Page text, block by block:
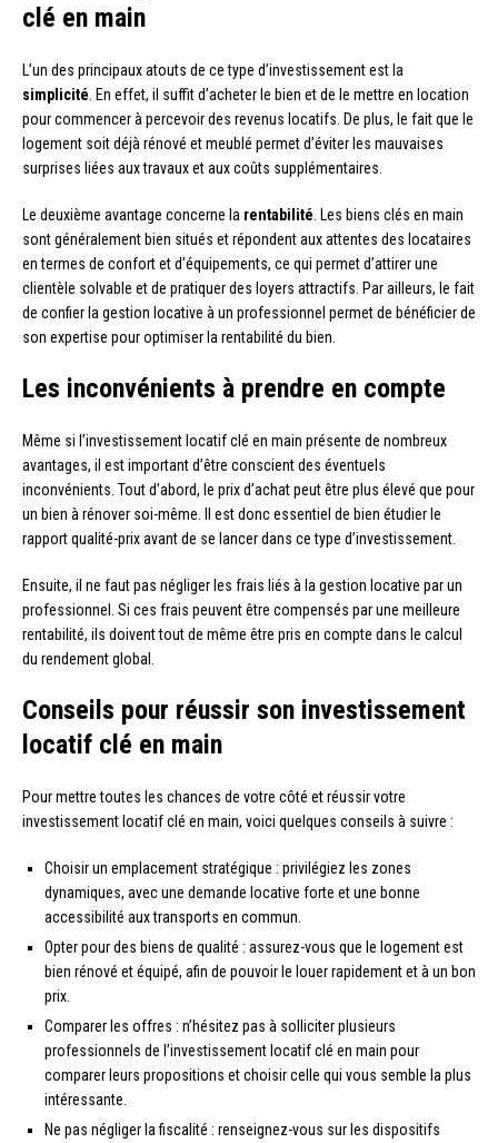
clé en main
L’un des principaux atouts de ce type d’investissement est la
simplicité . En effet, il suffit d’acheter le bien et de le mettre en location
pour commencer à percevoir des revenus locatifs. De plus, le fait que le
logement soit déjà rénové et meublé permet d’éviter les mauvaises
surprises liées aux travaux et aux coûts supplémentaires.
Le deuxième avantage concerne la rentabilité . Les biens clés en main
sont généralement bien situés et répondent aux attentes des locataires
en termes de confort et d’équipements, ce qui permet d’attirer une
clientèle solvable et de pratiquer des loyers attractifs. Par ailleurs, le fait
de confier la gestion locative à un professionnel permet de bénéficier de
son expertise pour optimiser la rentabilité du bien.
Les inconvénients à prendre en compte
Même si l’investissement locatif clé en main présente de nombreux
avantages, il est important d’être conscient des éventuels
inconvénients. Tout d’abord, le prix d’achat peut être plus élevé que pour
un bien à rénover soi-même. Il est donc essentiel de bien étudier le
rapport qualité-prix avant de se lancer dans ce type d’investissement.
Ensuite, il ne faut pas négliger les frais liés à la gestion locative par un
professionnel. Si ces frais peuvent être compensés par une meilleure
rentabilité, ils doivent tout de même être pris en compte dans le calcul
du rendement global.
Conseils pour réussir son investissement
locatif clé en main
Pour mettre toutes les chances de votre côté et réussir votre
investissement locatif clé en main, voici quelques conseils à suivre :
Choisir un emplacement stratégique : privilégiez les zones
dynamiques, avec une demande locative forte et une bonne
accessibilité aux transports en commun.
Opter pour des biens de qualité : assurez-vous que le logement est
bien rénové et équipé, afin de pouvoir le louer rapidement et à un bon
prix.
Comparer les offres : n’hésitez pas à solliciter plusieurs
professionnels de l’investissement locatif clé en main pour
comparer leurs propositions et choisir celle qui vous semble la plus
intéressante.
Ne pas négliger la fiscalité : renseignez-vous sur les dispositifs